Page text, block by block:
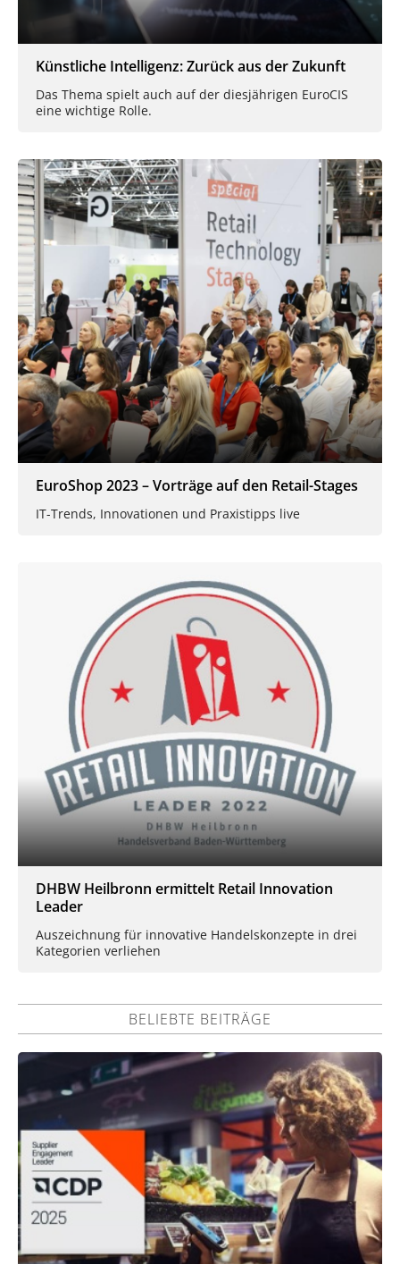
Künstliche Intelligenz: Zurück aus der Zukunft
Das Thema spielt auch auf der diesjährigen EuroCIS
eine wichtige Rolle.
EuroShop 2023 – Vorträge auf den Retail-Stages
IT-Trends, Innovationen und Praxistipps live
DHBW Heilbronn ermittelt Retail Innovation
Leader
Auszeichnung für innovative Handelskonzepte in drei
Kategorien verliehen
BELIEBTE BEITRÄGE